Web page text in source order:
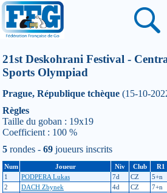
21st Deskohrani Festival -
Sports Olympiad
Prague, République tchèque (15-10-
Règles
Taille du goban : 19x19
Coefficient : 100 %
5 rondes - 69 joueurs inscrits
Num Joueur Niv Club R1
1
PODPERA Lukas 7d CZ 5+n
2
DACH Zbynek 4d CZ 7+n